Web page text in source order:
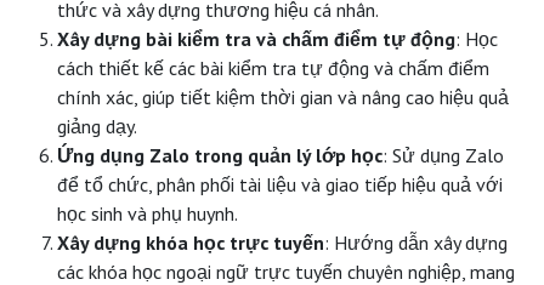
thức và xây dựng thương hiệu cá nhân.
Xây dựng bài kiểm tra và chấm điểm tự động: Học
cách thiết kế các bài kiểm tra tự động và chấm điểm
chính xác, giúp tiết kiệm thời gian và nâng cao hiệu quả
giảng dạy.
Ứng dụng Zalo trong quản lý lớp học: Sử dụng Zalo
để tổ chức, phân phối tài liệu và giao tiếp hiệu quả với
học sinh và phụ huynh.
Xây dựng khóa học trực tuyến: Hướng dẫn xây dựng
các khóa học ngoại ngữ trực tuyến chuyên nghiệp, mang